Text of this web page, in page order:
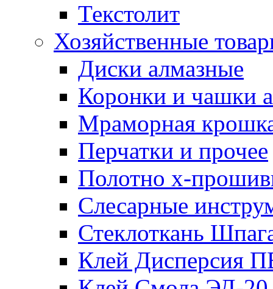
Текстолит
Хозяйственные
Диски алмазные
Коронки и чашки
Мраморная
Перчатки и прочее
Полотно х-
Слесарные
Стеклоткань
Клей Дисперсия